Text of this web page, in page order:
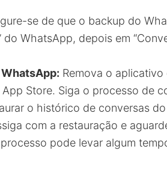
se de que o backup do
do WhatsApp, depois em
Remova o
Store. Siga o processo de
o histórico de conversas
com a restauração e
pode levar algum